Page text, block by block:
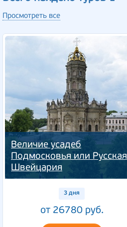
Просмотреть все
Величие усадеб
Подмосковья или Русская
Швейцария
3 дня
от 26780 руб.